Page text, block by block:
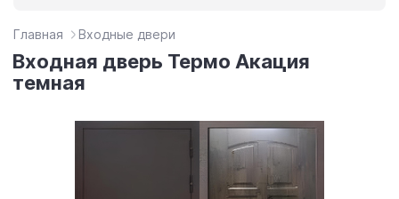
Главная Входные двери
Входная дверь Термо Акация
темная